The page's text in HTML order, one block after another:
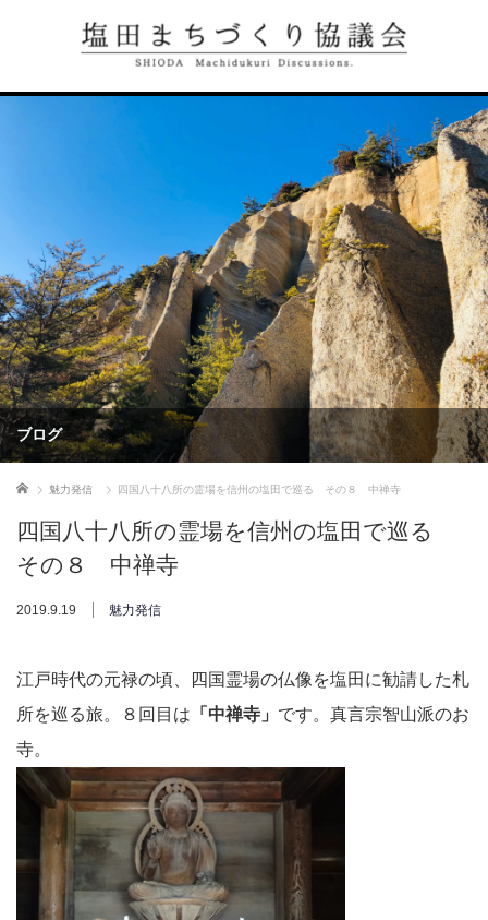
ブログ
ホーム 魅力発信 四国八十八所の霊場を信州の塩田で巡る その８ 中禅寺
四国八十八所の霊場を信州の塩田で巡る
その８ 中禅寺
2019.9.19 魅力発信
江戸時代の元禄の頃、四国霊場の仏像を塩田に勧請した札
所を巡る旅。８回目は 「中禅寺」 です。真言宗智山派のお
寺。